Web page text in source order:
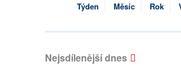
Týden Měsíc Rok
Nejsdílenější dnes